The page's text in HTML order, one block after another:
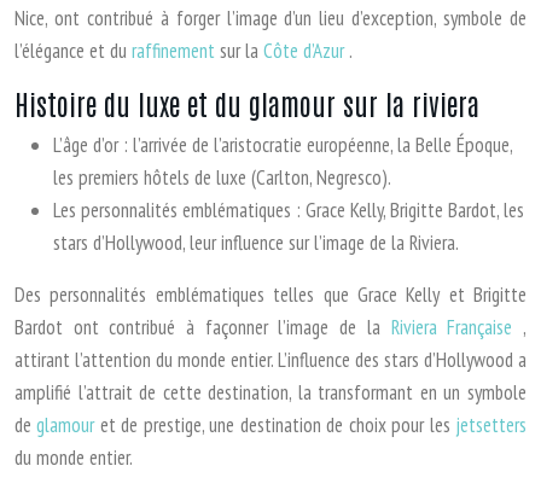
Nice, ont contribué à forger l’image d’un lieu d’exception, symbole de
l’élégance et du raffinement sur la Côte d’Azur.
Histoire du luxe et du glamour sur la riviera
L’âge d’or : l’arrivée de l’aristocratie européenne, la Belle Époque,
les premiers hôtels de luxe (Carlton, Negresco).
Les personnalités emblématiques : Grace Kelly, Brigitte Bardot, les
stars d’Hollywood, leur influence sur l’image de la Riviera.
Des personnalités emblématiques telles que Grace Kelly et Brigitte
Bardot ont contribué à façonner l’image de la Riviera Française ,
attirant l’attention du monde entier. L’influence des stars d’Hollywood a
amplifié l’attrait de cette destination, la transformant en un symbole
deglamouret de prestige, une destination de choix pour les jetsetters
du monde entier.